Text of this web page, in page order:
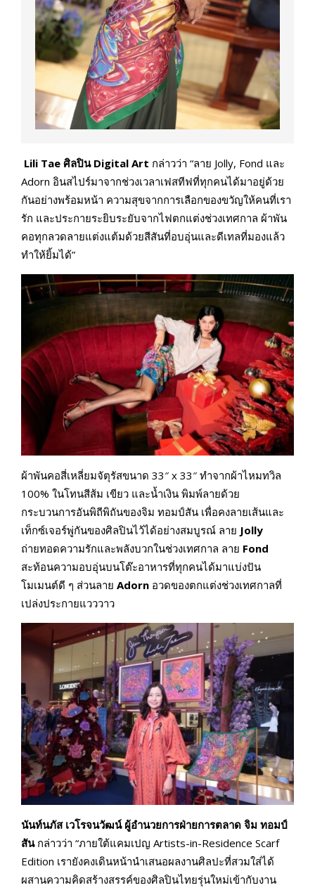
Lili Tae ศิลปิน Digital Art กล่าวว่า “ลาย Jolly, Fond และ
Adorn อินสไปร์มาจากช่วงเวลาเฟสทีฟที่ทุกคนได้มาอยู่ด้วย
กันอย่างพร้อมหน้า ความสุขจากการเลือกของขวัญให้คนที่เรา
รัก และประกายระยิบระยับจากไฟตกแต่งช่วงเทศกาล ผ้าพัน
คอทุกลวดลายแต่งแต้มด้วยสีสันที่อบอุ่นและดีเทลที่มองแล้ว
ทำให้ยิ้มได้”
ผ้าพันคอสี่เหลี่ยมจัตุรัสขนาด 33″ x 33″ ทำจากผ้าไหมทวิล
100% ในโทนสีส้ม เขียว และน้ำเงิน พิมพ์ลายด้วย
กระบวนการอันพิถีพิถันของจิม ทอมป์สัน เพื่อคงลายเส้นและ
เท็กซ์เจอร์พู่กันของศิลปินไว้ได้อย่างสมบูรณ์ ลาย Jolly
ถ่ายทอดความรักและพลังบวกในช่วงเทศกาล ลาย Fond
สะท้อนความอบอุ่นบนโต๊ะอาหารที่ทุกคนได้มาแบ่งปัน
โมเมนต์ดี ๆ ส่วนลาย Adorn อวดของตกแต่งช่วงเทศกาลที่
เปล่งประกายแวววาว
นันท์นภัส เวโรจนวัฒน์ ผู้อำนวยการฝ่ายการตลาด จิม ทอมป์
สันกล่าวว่า “ภายใต้แคมเปญ Artists-in-Residence Scarf
Edition เรายังคงเดินหน้านำเสนอผลงานศิลปะที่สวมใส่ได้
ผสานความคิดสร้างสรรค์ของศิลปินไทยรุ่นใหม่เข้ากับงาน